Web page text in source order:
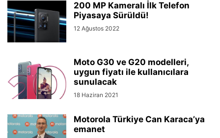
200 MP Kameralı İlk Telefon
Piyasaya Sürüldü!
12 Ağustos 2022
Moto G30 ve G20 modelleri,
uygun fiyatı ile kullanıcılara
sunulacak
18 Haziran 2021
Motorola Türkiye Can Karaca’ya
emanet